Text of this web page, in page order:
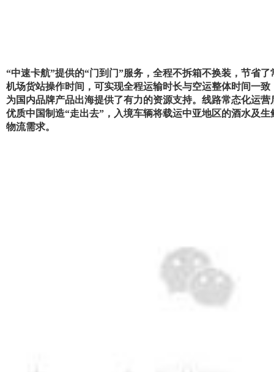
“中速卡航”提供的“门到门”服务，全程不拆箱不换装，节省
机场货站操作时间， 可实现全程运输时长与空运整体时间一
为国内品牌产品出海提供了有力的资源支持。线路常态化运
优质中国制造“走出去”，入境车辆将载运中亚地区的酒水及
物流需求。